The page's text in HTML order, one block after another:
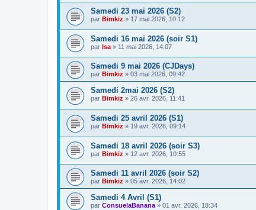
Samedi 23 mai 2026 (S2)
par Bimkiz » 17 mai 2026, 10:12
Samedi 16 mai 2026 (soir S1)
par Isa » 11 mai 2026, 14:07
Samedi 9 mai 2026 (CJDays)
par Bimkiz » 03 mai 2026, 09:42
Samedi 2mai 2026 (S2)
par Bimkiz » 26 avr. 2026, 11:41
Samedi 25 avril 2026 (S1)
par Bimkiz » 19 avr. 2026, 09:14
Samedi 18 avril 2026 (soir S3)
par Bimkiz » 12 avr. 2026, 10:55
Samedi 11 avril 2026 (soir S2)
par Bimkiz » 05 avr. 2026, 14:02
Samedi 4 Avril (S1)
par ConsuelaBanana » 01 avr. 2026, 18:34